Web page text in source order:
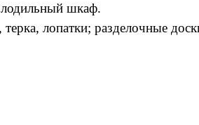
шкаф.
лопатки; разделочные